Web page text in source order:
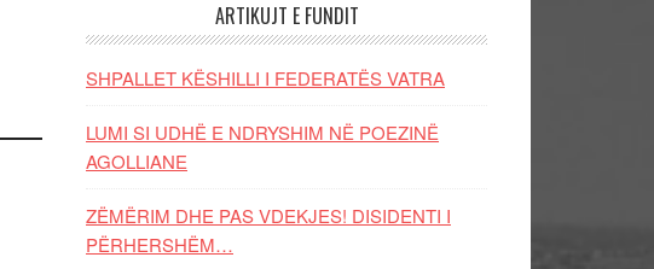
ARTIKUJT E FUNDIT
SHPALLET KËSHILLI I FEDERATËS VATRA
LUMI SI UDHË E NDRYSHIM NË POEZINË
AGOLLIANE
ZËMËRIM DHE PAS VDEKJES! DISIDENTI I
PËRHERSHËM…